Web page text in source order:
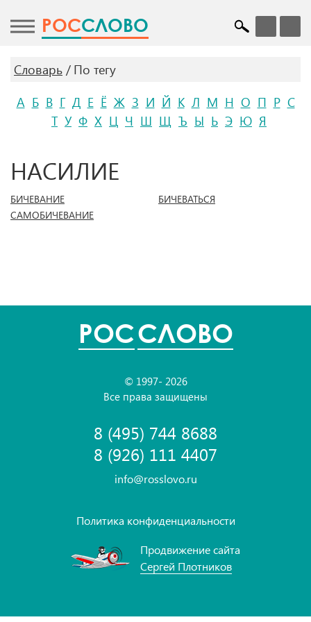
POCСЛОВО
Словарь
По тегу
А Б В Г Д Е Ё Ж З И Й К Л М Н О П Р С
Т У Ф Х Ц Ч Ш Щ Ъ Ы Ь Э Ю Я
НАСИЛИЕ
БИЧЕВАНИЕ
БИЧЕВАТЬСЯ
САМОБИЧЕВАНИЕ
POCСЛОВО
© 1997- 2026
Все права защищены
8 (495) 744 8688
8 (926) 111 4407
info@rosslovo.ru
Политика конфиденциальности
Продвижение сайта
Сергей Плотников